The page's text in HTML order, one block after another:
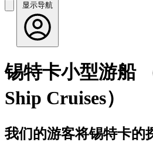
显示导航
锡特卡小型游船
Ship Cruises）
我们的游客将锡特卡的